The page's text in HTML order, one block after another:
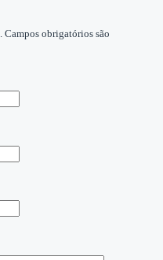
Campos obrigatórios são